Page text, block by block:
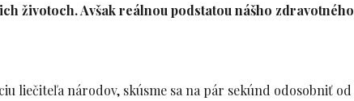
životoch. Avšak reálnou podstatou nášho zdravotného
liečiteľa národov, skúsme sa na pár sekúnd odosobniť od